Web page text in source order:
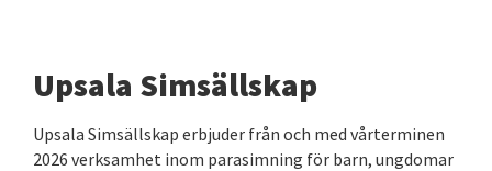
Upsala Simsällskap
Upsala Simsällskap erbjuder från och med vårterminen
2026 verksamhet inom parasimning för barn, ungdomar